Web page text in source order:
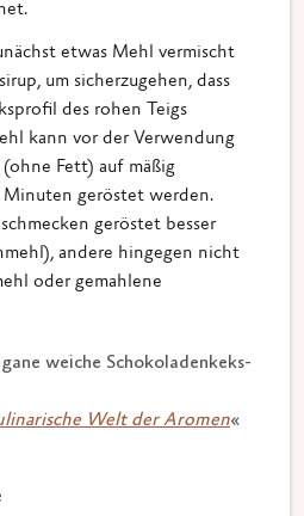
etwas Mehl vermischt
um sicherzugehen, dass
des rohen Teigs
kann vor der Verwendung
Fett) auf mäßig
Minuten geröstet werden.
geröstet besser
andere hingegen nicht
oder gemahlene
weiche Schokoladenkeks-
Welt der Aromen«